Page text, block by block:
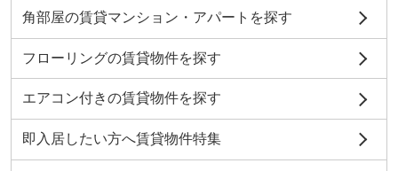
角部屋の賃貸マンション・アパートを探す
フローリングの賃貸物件を探す
エアコン付きの賃貸物件を探す
即入居したい方へ賃貸物件特集